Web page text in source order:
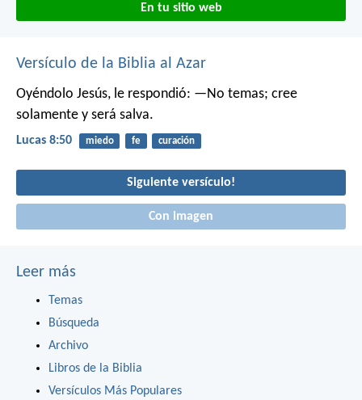
En tu sitio web
Versículo de la Biblia al Azar
Oyéndolo Jesús, le respondió: —No temas; cree
solamente y será salva.
Lucas 8:50 miedo fe curación
Siguiente versículo!
Con imagen
Leer más
Temas
Búsqueda
Archivo
Libros de la Biblia
Versículos Más Populares